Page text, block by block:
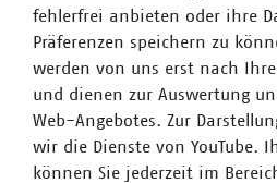
ENERGIEWIRTSCHAFT
fehlerfrei anbieten oder ihre
Präferenzen speichern zu
werden von uns erst nach
und dienen zur Auswertung
Web-Angebotes. Zur
wir die Dienste von YouTube.
können Sie jederzeit im